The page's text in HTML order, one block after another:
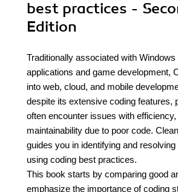
best practices -
Edition
Traditionally associated with
applications and game development,
into web, cloud, and mobile
despite its extensive coding features,
often encounter issues with
maintainability due to poor code.
guides you in identifying and
using coding best practices.
This book starts by comparing good
emphasize the importance of coding